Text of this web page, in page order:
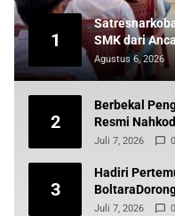
1
SMK dari
Agustus 6, 2026
2
Berbekal
Resmi
Juli 7, 2026 0
3
Hadiri
dan
Juli 7, 2026 0